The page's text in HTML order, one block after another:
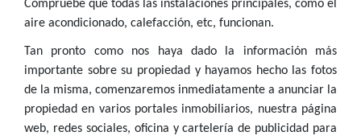
Compruebe que todas las instalaciones principales, como el
aire acondicionado, calefacción, etc, funcionan.
Tan pronto como nos haya dado la información más
importante sobre su propiedad y hayamos hecho las fotos
de la misma, comenzaremos inmediatamente a anunciar la
propiedad en varios portales inmobiliarios, nuestra página
web, redes sociales, oficina y cartelería de publicidad para